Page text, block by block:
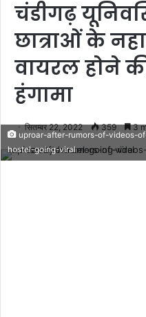
चंडीगढ़
छात्राओं के
वायरल होने
हंगामा
सितम्बर 22, 2022 359 3
uproar-after-rumors-of-videos-
hostel-going-viral